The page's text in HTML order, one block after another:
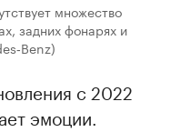
множество
задних фонарях и
с 2022
эмоции.